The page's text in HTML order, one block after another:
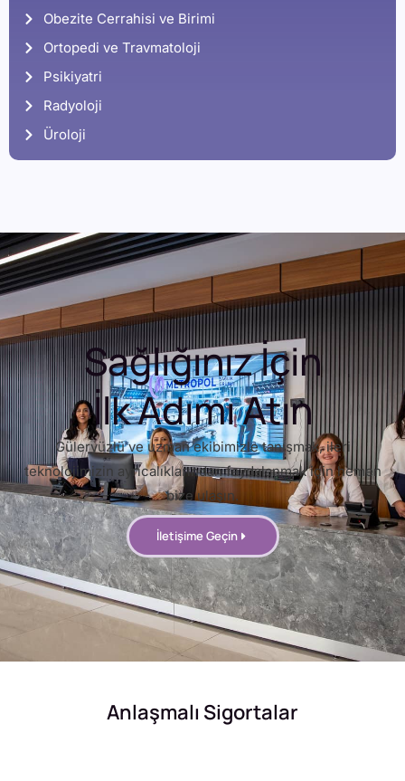
Obezite Cerrahisi ve Birimi
Ortopedi ve Travmatoloji
Psikiyatri
Radyoloji
Üroloji
Sağlığınız İçin
İlk Adımı Atın
Güleryüzlü ve uzman ekibimizle tanışmak, ileri
teknolojimizin ayrıcalıklarından faydalanmak için hemen
bize ulaşın.
İletişime Geçin
Anlaşmalı Sigortalar